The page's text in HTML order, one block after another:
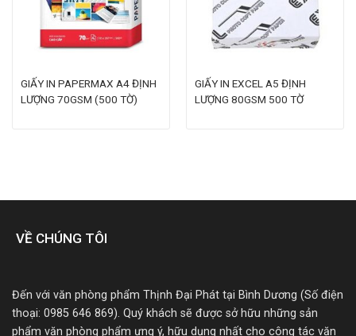
GIẤY IN PAPERMAX A4 ĐỊNH
LƯỢNG 70GSM (500 TỜ)
GIẤY IN EXCEL A5 ĐỊNH
LƯỢNG 80GSM 500 TỜ
VỀ CHÚNG TÔI
Đến với văn phòng phẩm Thịnh Đại Phát tại Bình Dương (Số điện
thoại: 0985 646 869). Quý khách sẽ được sở hữu những sản
phẩm văn phòng phẩm ưng ý, hữu dụng nhất cho công tác văn